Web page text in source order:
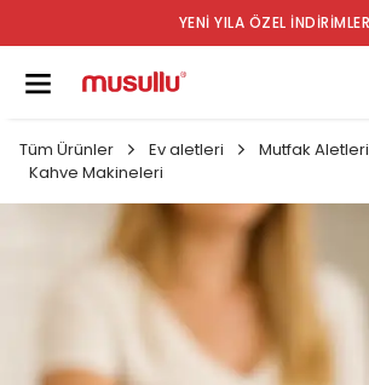
YENİ YILA ÖZEL İNDİRİMLER
Tüm Ürünler Ev aletleri
Mutfak Aletleri
Kahve Makineleri